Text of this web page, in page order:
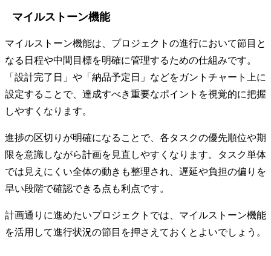
マイルストーン機能
マイルストーン機能は、プロジェクトの進行において節目と
なる日程や中間目標を明確に管理するための仕組みです。
「設計完了日」や「納品予定日」などをガントチャート上に
設定することで、達成すべき重要なポイントを視覚的に把握
しやすくなります。
進捗の区切りが明確になることで、各タスクの優先順位や期
限を意識しながら計画を見直しやすくなります。タスク単体
では見えにくい全体の動きも整理され、遅延や負担の偏りを
早い段階で確認できる点も利点です。
計画通りに進めたいプロジェクトでは、マイルストーン機能
を活用して進行状況の節目を押さえておくとよいでしょう。